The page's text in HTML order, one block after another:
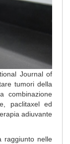
Journal of
tumori della
combinazione
paclitaxel ed
adiuvante
raggiunto nelle